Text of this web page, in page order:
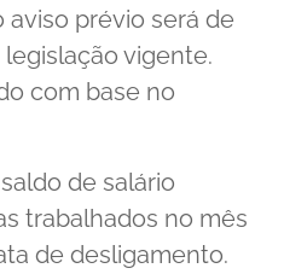
aviso prévio será de
vigente.
com base no
de salário
trabalhados no mês
de desligamento.